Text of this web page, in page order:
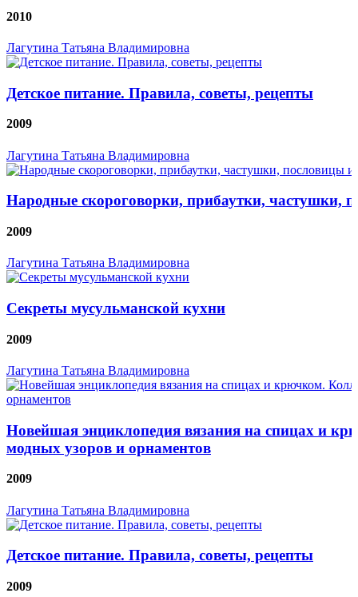
2010
Лагутина Татьяна Владимировна
Детское питание. Правила, советы, рецепты
2009
Лагутина Татьяна Владимировна
Народные скороговорки, прибаутки, частушки,
2009
Лагутина Татьяна Владимировна
Секреты мусульманской кухни
2009
Лагутина Татьяна Владимировна
Новейшая энциклопедия вязания на спицах и
модных узоров и орнаментов
2009
Лагутина Татьяна Владимировна
Детское питание. Правила, советы, рецепты
2009